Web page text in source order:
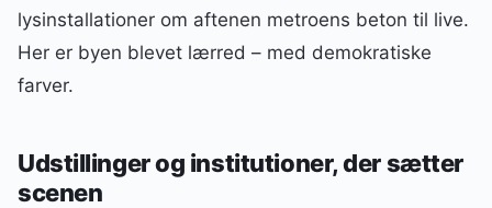
lysinstallationer om aftenen metroens beton til live.
Her er byen blevet lærred – med demokratiske
farver.
Udstillinger og institutioner, der sætter
scenen